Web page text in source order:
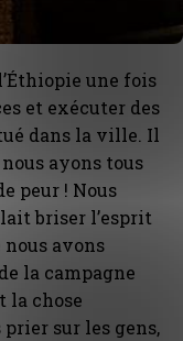
une fois
et exécuter des
dans la ville. Il
ayons tous
peur ! Nous
briser l’esprit
nous avons
la campagne
la chose
sur les gens,